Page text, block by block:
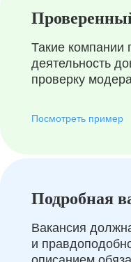
Такие компании
деятельность
проверку
Посмотреть пример
Подробная
Вакансия
и